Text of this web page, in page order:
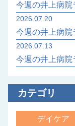
今週の井上病院
2026.07.20
今週の井上病院
2026.07.13
今週の井上病院
カテゴリ
デイケア